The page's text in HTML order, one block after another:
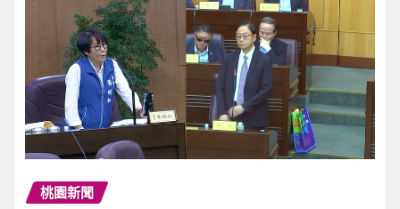
桃園新聞